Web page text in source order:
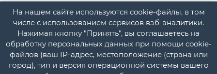
здравоохранению и социальному развитию и в
Российской медицинской академии
последипломного образования. Мы понимаем, что
только высокообразованные врачи могут освоить
современную медицинскую технику и работать на
оборудовании, оснащенном новейшей
На нашем сайте используются cookie-файлы, в том
числе с использованием сервисов вэб-аналитики.
Нажимая кнопку "Принять", вы соглашаетесь на
обработку персональных данных при помощи cookie-
файлов (ваш IP-адрес, местоположение (страна или
город), тип и версия операционной системы вашего